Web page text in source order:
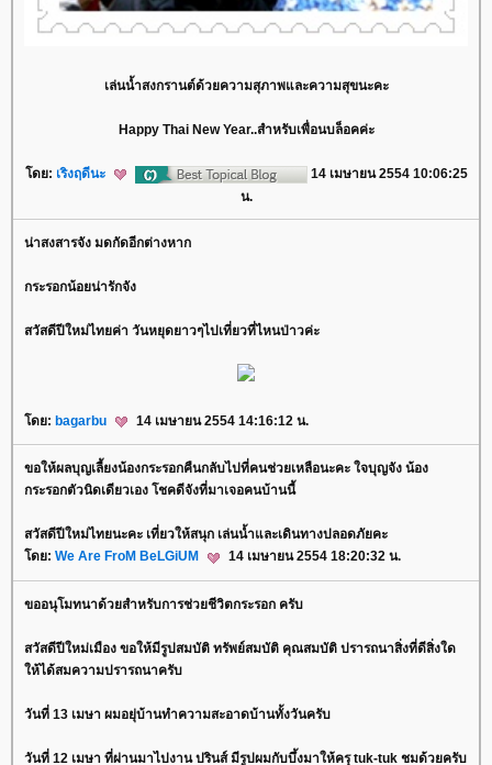
เล่นน้ำสงกรานต์ด้วยความสุภาพและความสุขนะคะ
Happy Thai New Year..สำหรับเพื่อนบล็อคค่ะ
ดย: เริงฤดีนะ
14 เมษายน 2554 10:06:25
น.
น่าสงสารจัง มดกัดอีกต่างหาก
กระรอกน้อยน่ารักจัง
สวัสดีปีใหม่ไทยค่า วันหยุดยาวๆไปเที่ยวที่ไหนป่าวค่ะ
ดย: bagarbu 14 เมษายน 2554 14:16:12 น.
ขอให้ผลบุญเลี้ยงน้องกระรอกคืนกลับไปที่คนช่วยเหลือนะคะ ใจบุญจัง น้อง
กระรอกตัวนิดเดียวเอง โชคดีจังที่มาเจอคนบ้านนี้
สวัสดีปีใหม่ไทยนะคะ เที่ยวให้สนุก เล่นน้ำและเดินทางปลอดภัยคะ
ดย: We Are FroM BeLGiUM 14 เมษายน 2554 18:20:32 น.
ขออนุโมทนาด้วยสำหรับการช่วยชีวิตกระรอก ครับ
สวัสดีปีใหม่เมือง ขอให้มีรูปสมบัติ ทรัพย์สมบัติ คุณสมบัติ ปรารถนาสิ่งที่ดีสิ่งใด
ห้ได้สมความปรารถนาครับ
วันที่ 13 เมษา ผมอยุ่บ้านทำความสะอาดบ้านทั้งวันครับ
วันที่ 12 เมษา ที่ผ่านมาไปงาน ปรินส์ มีรูปผมกับบึ้งมาให้ครุ tuk-tuk ชมด้วยครับ